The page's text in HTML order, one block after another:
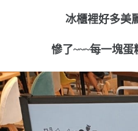
冰櫃裡好多美
慘了~~~每一塊